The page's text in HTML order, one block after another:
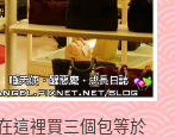
這裡買三個包等於